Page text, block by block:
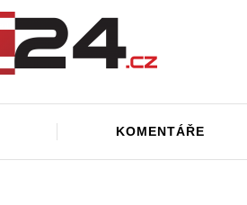
KOMENTÁŘE